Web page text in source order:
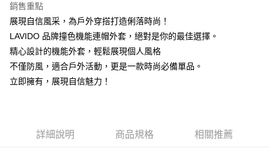
醒簡訊。
2.透過簡訊連結打開帳單後，可選擇「超商條碼／台灣大直營門市／銀行轉
帳／街口支付／iPASS MONEY」等通路繳費。
【注意事項】
用戶於交易時，得透過本服務購買商品或服務，並由商店將買賣／分期付款
買賣價金債權讓與本公司後，依約使用本公司帳單繳交帳款。
7-11取貨付款
每筆NT$60，滿NT$1,500(含以上)免運費
每筆NT$60，滿NT$1,500(含以上)免運費
銷售重點
展現自信風采，為戶外穿搭打造俐落時尚！
LAVIDO 品牌撞色機能連帽外套，絕對是你的最佳選擇。
精心設計的機能外套，輕鬆展現個人風格
不僅防風，適合戶外活動，更是一款時尚必備單品。
立即擁有，展現自信魅力！
詳細說明 商品規格 相關推薦